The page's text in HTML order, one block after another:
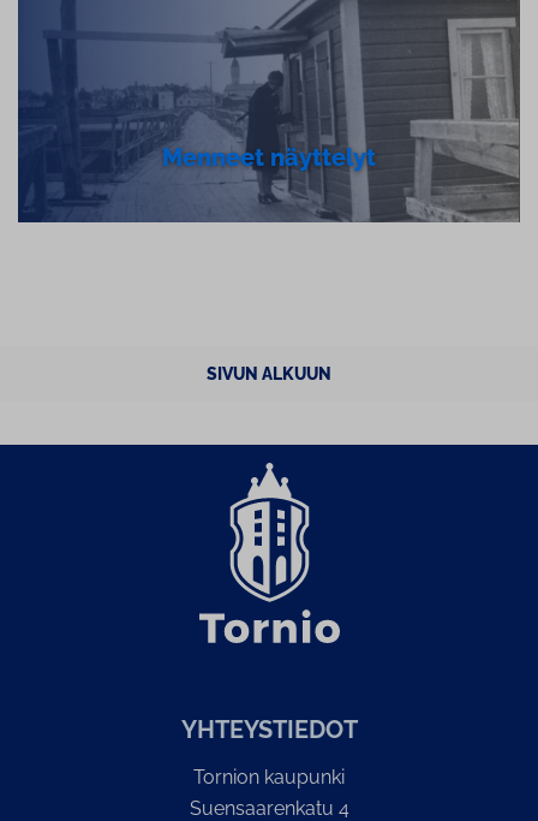
Menneet näyttelyt
SIVUN ALKUUN
YH­TEYS­TIE­DOT
Tornion kaupunki
Suensaarenkatu 4